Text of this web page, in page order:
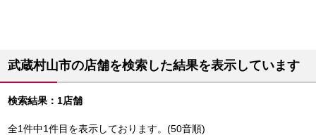
武蔵村山市の店舗を検索した結果を表示しています
検索結果：1店舗
全1件中1件目を表示しております。(50音順)